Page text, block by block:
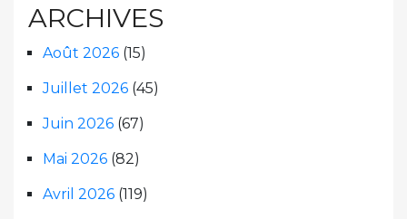
ARCHIVES
Août 2026 (15)
Juillet 2026 (45)
Juin 2026 (67)
Mai 2026 (82)
Avril 2026 (119)